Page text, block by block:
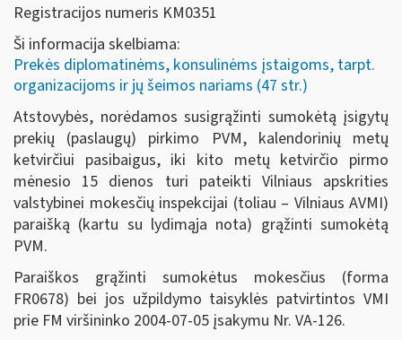
Registracijos numeris KM0351
Ši informacija skelbiama:
Prekės diplomatinėms, konsulinėms įstaigoms, tarpt.
organizacijoms ir jų šeimos nariams (47 str.)
Atstovybės, norėdamos susigrąžinti sumokėtą įsigytų
prekių (paslaugų) pirkimo PVM, kalendorinių metų
ketvirčiui pasibaigus, iki kito metų ketvirčio pirmo
mėnesio 15 dienos turi pateikti Vilniaus apskrities
valstybinei mokesčių inspekcijai (toliau – Vilniaus AVMI)
paraišką (kartu su lydimąja nota) grąžinti sumokėtą
PVM.
Paraiškos grąžinti sumokėtus mokesčius (forma
FR0678) bei jos užpildymo taisyklės patvirtintos VMI
prie FM viršininko 2004-07-05 įsakymu Nr. VA-126.